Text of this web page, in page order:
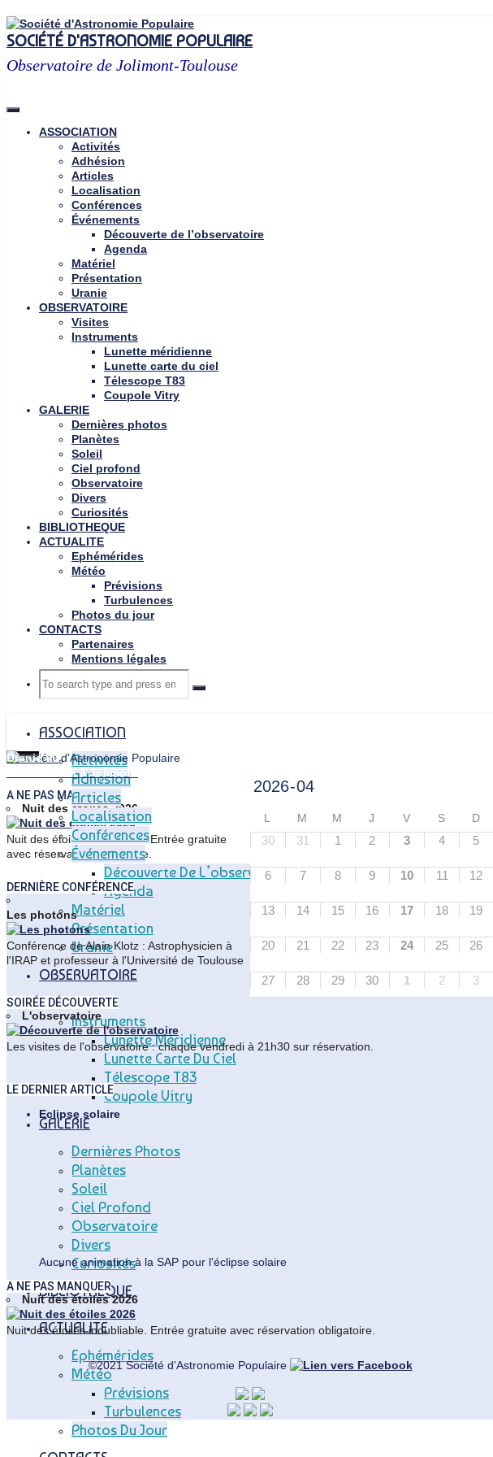
Skip
to
content
SOCIÉTÉ D'ASTRONOMIE POPULAIRE
Observatoire de Jolimont-Toulouse
ASSOCIATION
Activités
Adhésion
Articles
Localisation
Conférences
Événements
Découverte de l’observatoire
Agenda
Matériel
Présentation
Uranie
OBSERVATOIRE
Visites
Instruments
Lunette méridienne
Lunette carte du ciel
Télescope T83
Coupole Vitry
GALERIE
Dernières photos
Planètes
Soleil
Ciel profond
Observatoire
Divers
Curiosités
BIBLIOTHEQUE
ACTUALITE
Ephémérides
Météo
Prévisions
Turbulences
Photos du jour
CONTACTS
Partenaires
Mentions légales
Search
Search
Search
ASSOCIATION
Activités
Adhésion
Articles
Localisation
Conférences
Événements
Découverte De L’observatoire
Agenda
Matériel
Présentation
Uranie
OBSERVATOIRE
Visites
Instruments
Lunette Méridienne
Lunette Carte Du Ciel
Télescope T83
Coupole Vitry
GALERIE
Dernières Photos
Planètes
Soleil
Ciel Profond
Observatoire
Divers
Curiosités
BIBLIOTHEQUE
ACTUALITE
Ephémérides
Météo
Prévisions
Turbulences
Photos Du Jour
Uranie 40
SAP : 40 ans à Jolimont
A NE PAS MANQUER
Nuit des étoiles 2026
Nuit des étoiles inoubliable. Entrée gratuite
avec réservation obligatoire.
L M M J V S D
30 31 1 2 3 4 5
6 7 8 9 10 11 12
13 14 15 16 17 18 19
20 21 22 23 24 25 26
27 28 29 30 1 2 3
DERNIÈRE CONFÉRENCE
Les photons
Conférence de Alain Klotz : Astrophysicien à
l'IRAP et professeur à l'Université de Toulouse
SOIRÉE DÉCOUVERTE
L'observatoire
Les visites de l'observatoire : chaque vendredi à 21h30 sur réservation.
LE DERNIER ARTICLE
Eclipse solaire
Aucune animation à la SAP pour l'éclipse solaire
A NE PAS MANQUER
Nuit des étoiles 2026
Nuit des étoiles inoubliable. Entrée gratuite avec réservation obligatoire.
©2021 Société d'Astronomie Populaire